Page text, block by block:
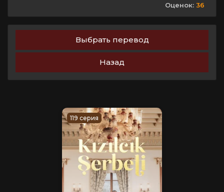
Оценок: 36
Выбрать перевод
Назад
119 серия